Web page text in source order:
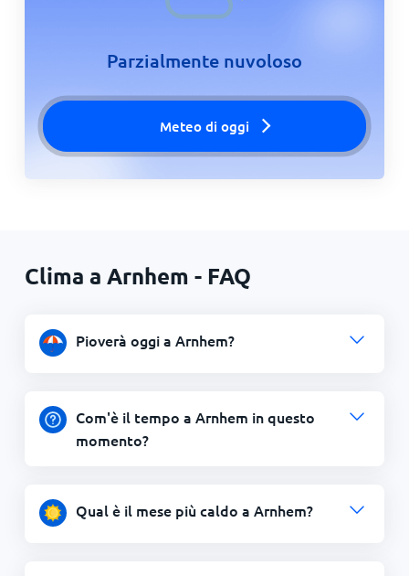
Parzialmente nuvoloso
Meteo di oggi
Clima a Arnhem - FAQ
Pioverà oggi a Arnhem?
Com'è il tempo a Arnhem in questo
momento?
Qual è il mese più caldo a Arnhem?